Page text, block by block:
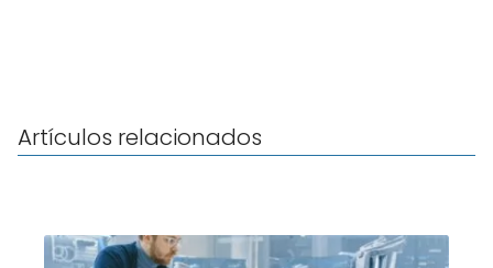
Artículos relacionados